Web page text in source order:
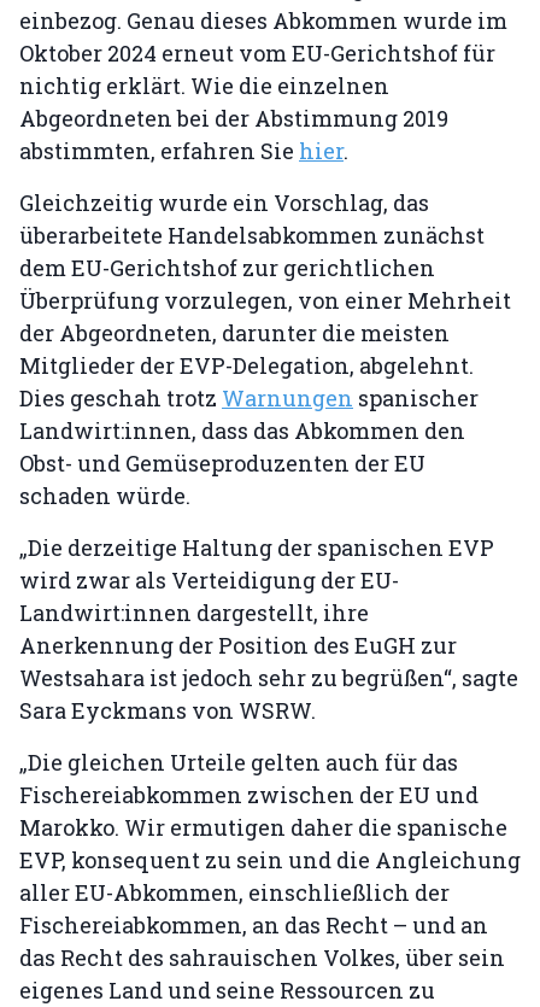
einbezog. Genau dieses Abkommen wurde im
Oktober 2024 erneut vom EU-Gerichtshof für
nichtig erklärt. Wie die einzelnen
Abgeordneten bei der Abstimmung 2019
abstimmten, erfahren Sie hier.
Gleichzeitig wurde ein Vorschlag, das
überarbeitete Handelsabkommen zunächst
dem EU-Gerichtshof zur gerichtlichen
Überprüfung vorzulegen, von einer Mehrheit
der Abgeordneten, darunter die meisten
Mitglieder der EVP-Delegation, abgelehnt.
Dies geschah trotz Warnungen spanischer
Landwirt:innen, dass das Abkommen den
Obst- und Gemüseproduzenten der EU
schaden würde.
„Die derzeitige Haltung der spanischen EVP
wird zwar als Verteidigung der EU-
Landwirt:innen dargestellt, ihre
Anerkennung der Position des EuGH zur
Westsahara ist jedoch sehr zu begrüßen“, sagte
Sara Eyckmans von WSRW.
„Die gleichen Urteile gelten auch für das
Fischereiabkommen zwischen der EU und
Marokko. Wir ermutigen daher die spanische
EVP, konsequent zu sein und die Angleichung
aller EU-Abkommen, einschließlich der
Fischereiabkommen, an das Recht – und an
das Recht des sahrauischen Volkes, über sein
eigenes Land und seine Ressourcen zu